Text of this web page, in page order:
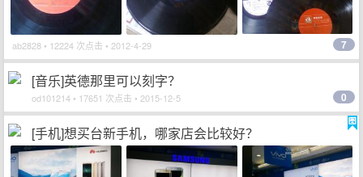
ab2828 • 12224 次点击 • 2012-4-29 7
[音乐]英德那里可以刻字？
od101214 • 17651 次点击 • 2015-12-5 0
[手机]想买台新手机，哪家店会比较好？